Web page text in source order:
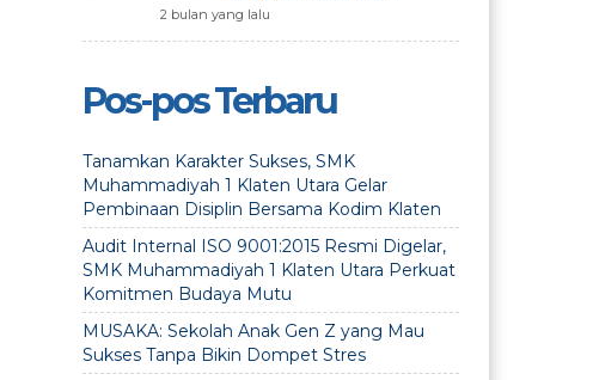
2 bulan yang lalu
Pos-pos Terbaru
Tanamkan Karakter Sukses, SMK
Muhammadiyah 1 Klaten Utara Gelar
Pembinaan Disiplin Bersama Kodim Klaten
Audit Internal ISO 9001:2015 Resmi Digelar,
SMK Muhammadiyah 1 Klaten Utara Perkuat
Komitmen Budaya Mutu
MUSAKA: Sekolah Anak Gen Z yang Mau
Sukses Tanpa Bikin Dompet Stres